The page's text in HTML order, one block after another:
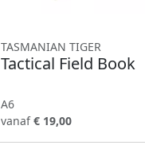
TASMANIAN TIGER
Tactical Field Book
A6
vanaf€ 19,00